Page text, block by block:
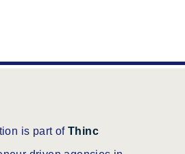
is part of Thinc